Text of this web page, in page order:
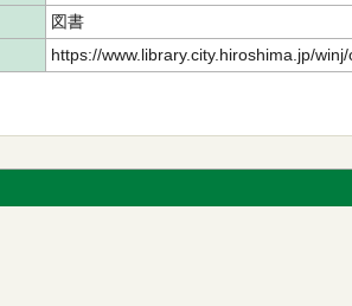
図書
https://www.library.city.hiroshima.jp/